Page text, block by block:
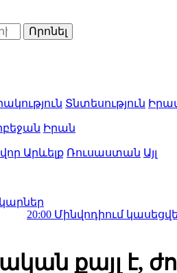
Տնտեսություն
Իրան
Արևելք Ռուսաստան Այլ
կասեցվել է 16
քայլ է,